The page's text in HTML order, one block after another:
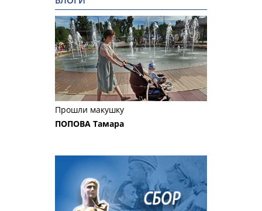
Прошли макушку
ПОПОВА Тамара